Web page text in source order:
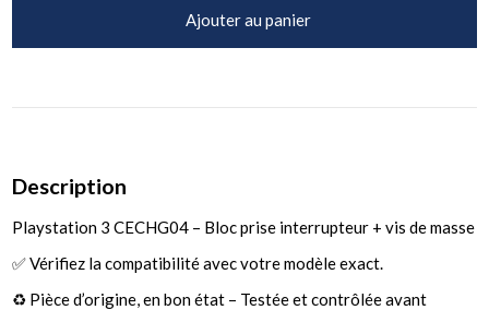
Ajouter au panier
Description
Playstation 3 CECHG04 – Bloc prise interrupteur + vis de masse
✅ Vérifiez la compatibilité avec votre modèle exact.
♻️ Pièce d’origine, en bon état – Testée et contrôlée avant